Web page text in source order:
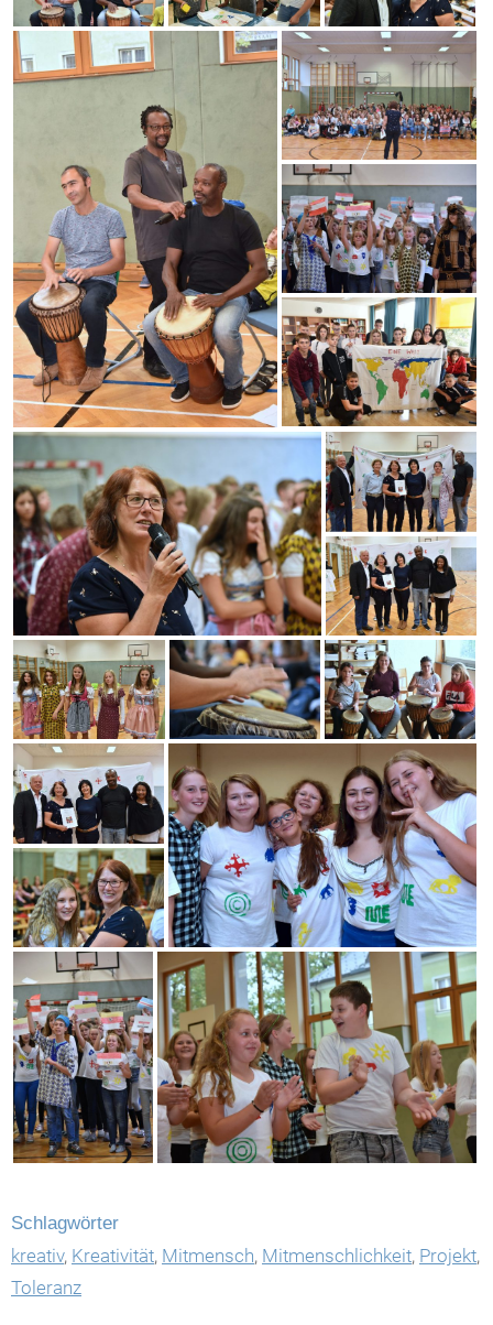
Schlagwörter
kreativ, Kreativität, Mitmensch, Mitmenschlichkeit, Projekt,
Toleranz